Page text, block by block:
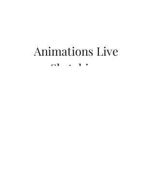
Animations Live
Sketching